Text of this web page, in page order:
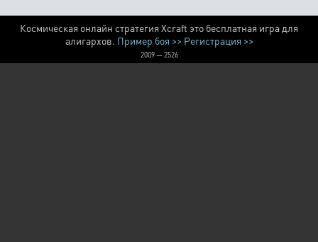
Космическая онлайн стратегия Xcraft это бесплатная игра для
алигархов. Пример боя >> Регистрация >>
2009 — 2526